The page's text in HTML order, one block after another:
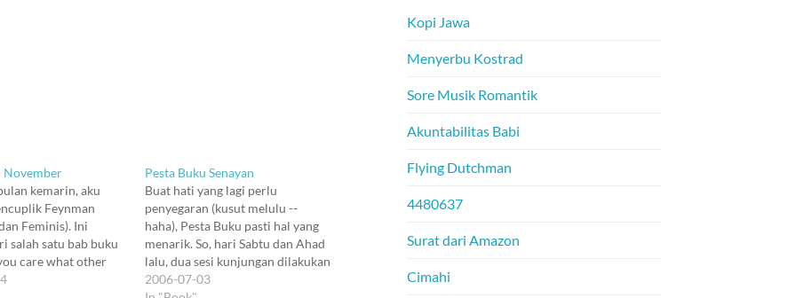
November
kemarin, aku
Feynman
Feminis). Ini
salah satu bab buku
care what other
Hm, judulnya gue
Pesta Buku Senayan
Buat hati yang lagi perlu
penyegaran (kusut melulu --
haha), Pesta Buku pasti hal yang
menarik. So, hari Sabtu dan Ahad
lalu, dua sesi kunjungan dilakukan
ke Senayan. Dua sesi! Tanpa lelah.
2006-07-03
Kopi Jawa
Menyerbu Kostrad
Sore Musik Romantik
Akuntabilitas Babi
Flying Dutchman
4480637
Surat dari Amazon
Cimahi